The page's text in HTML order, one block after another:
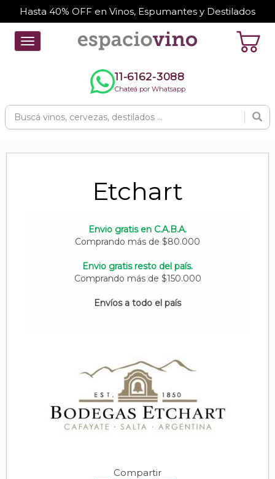
Hasta 40% OFF en Vinos, Espumantes y Destilados
Toggle
navigation
11-6162-3088
Chateá por Whatsapp
Etchart
Envio gratis en C.A.B.A.
Comprando más de $80.000
Envio gratis resto del país.
Comprando más de $150.000
Envíos a todo el país
Compartir